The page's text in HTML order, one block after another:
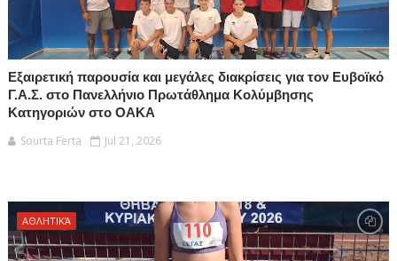
Εξαιρετική παρουσία και μεγάλες διακρίσεις για τον Ευβοϊκό
Γ.Α.Σ. στο Πανελλήνιο Πρωτάθλημα Κολύμβησης
Κατηγοριών στο ΟΑΚΑ
Sourta Ferta
Jul 21, 2026
ΑΘΛΗΤΙΚΆ